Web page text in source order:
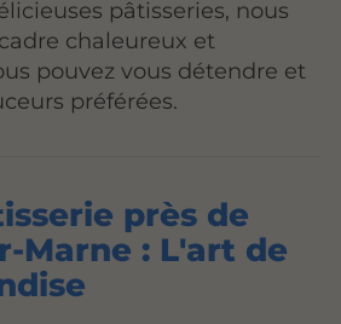
pâtisseries, nous
chaleureux et
pouvez vous détendre et
préférées.
près de
Marne : L'art de